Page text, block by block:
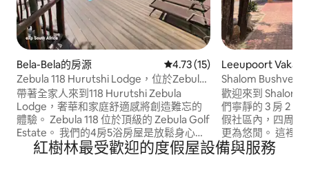
Bela-Bela的房源 從 15 則評價中獲得 4.73 的平
4.73 (15)
Zebula 118 Hurutshi Lodge，位於Zebula
Golf Estate
帶著全家人來到118 Hurutshi Zebula
Lodge，奢華和家庭舒適感將創造難忘的
體驗。 Zebula 118 位於頂級的 Zebula Golf
Estate。 我們的4房5浴房屋是放鬆身心的
完美選擇，同時可欣賞美麗的動物走過。
享受我們的泳池、空調、娛樂區，讓這裡
Leeupoort
Shalom Bushveld
浴室
歡迎來到 Shalom
們寧靜的 3 房 2
假社區內，四周環
更為悠閒。 這裡
宗叢林度假體驗的
勝地。 • 3間舒適的臥室 • 2間全套衛浴 • 開
紅樹林最受歡迎的度假屋設備與服務